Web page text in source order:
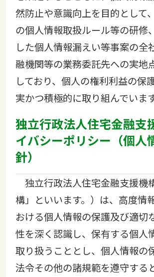
然防止や意識向上を目的として
の個人情報取扱ルール等の研修
した個人情報漏えい等事案の全
融機関等の業務委託先への実地
しており、個人の権利利益の保
実かつ積極的に取り組んでいます
独立行政法人住宅金融支
イバシーポリシー（個人
針）
独立行政法人住宅金融支援機
構」といいます。）は、高度情
おける個人情報の保護及び適切
性を深く認識し、保有する個人
取り扱うこととし、個人情報の
法令その他の諸規範を遵守する